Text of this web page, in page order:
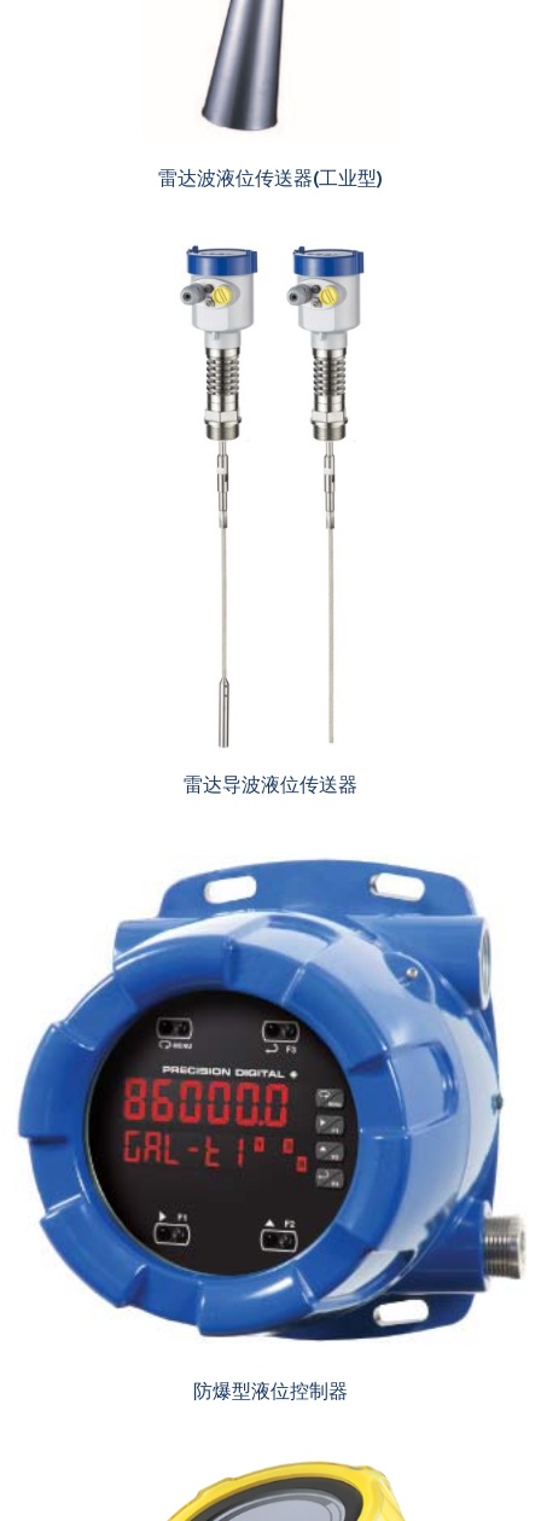
雷达波液位传送器(工业型)
雷达导波液位传送器
防爆型液位控制器